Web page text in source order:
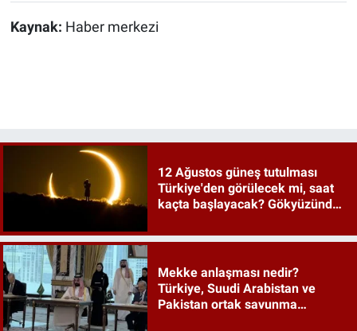
Kaynak: Haber merkezi
12 Ağustos güneş tutulması
Türkiye'den görülecek mi, saat
kaçta başlayacak? Gökyüzünde
Mekke anlaşması nedir?
Türkiye, Suudi Arabistan ve
Pakistan ortak savunma